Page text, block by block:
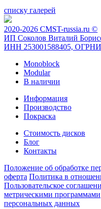
списку галерей
2020-2026 CMST-russia.ru ©
ИП Соколов Виталий
ИНН 253001588405,
Monoblock
Modular
В наличии
Информация
Производство
Покраска
Стоимость дисков
Блог
Контакты
Положение об обработке
оферта Политика в
Пользовательское
метрическими программами
персональных данных